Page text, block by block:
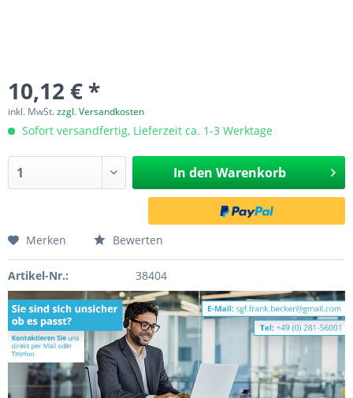
10,12 € *
inkl. MwSt.zzgl. Versandkosten
Sofort versandfertig, Lieferzeit ca. 1-3 Werktage
In den Warenkorb
Merken Bewerten
Artikel-Nr.: 38404